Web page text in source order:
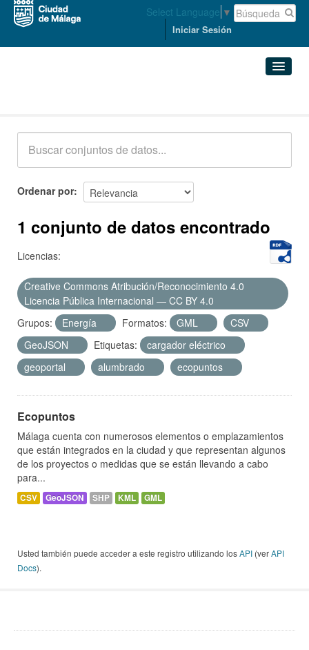
Select Language ▼
Iniciar Sesión
Acerca de
Ordenar por
1 conjunto de datos encontrado
Licencias:
Creative Commons Atribución/Reconocimiento 4.0
Licencia Pública Internacional — CC BY 4.0
Grupos:
Energía Formatos: GML
CSV
GeoJSON
Etiquetas:
cargador eléctrico
geoportal
alumbrado ecopuntos
Ecopuntos
Málaga cuenta con numerosos elementos o emplazamientos
que están integrados en la ciudad y que representan algunos
de los proyectos o medidas que se están llevando a cabo
para...
CSV GeoJSON SHP KML GML
Usted también puede acceder a este registro utilizando losAPI (verAPI
Docs).